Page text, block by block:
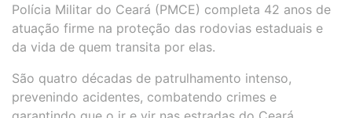
Polícia Militar do Ceará (PMCE) completa 42 anos de
atuação firme na proteção das rodovias estaduais e
da vida de quem transita por elas.
São quatro décadas de patrulhamento intenso,
prevenindo acidentes, combatendo crimes e